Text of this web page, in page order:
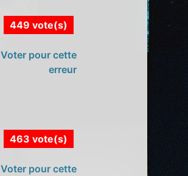
449 vote(s)
Voter pour cette
erreur
463 vote(s)
Voter pour cette